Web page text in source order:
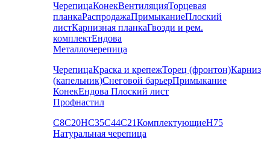
ЧерепицаКонекВентиляцияТорцевая
планкаРаспродажаПримыканиеПлоский
листКарнизная планкаГвозди и рем.
комплектЕндова
Металлочерепица
ЧерепицаКраска и крепежТорец (фронтон)Карниз
(капельник)Снеговой барьерПримыкание
КонекЕндова Плоский лист
Профнастил
С8С20НС35С44С21КомплектующиеН75
Натуральная черепица